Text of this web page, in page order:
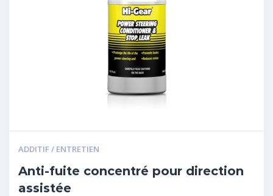
ADDITIF / ENTRETIEN
Anti-fuite concentré pour direction
assistée